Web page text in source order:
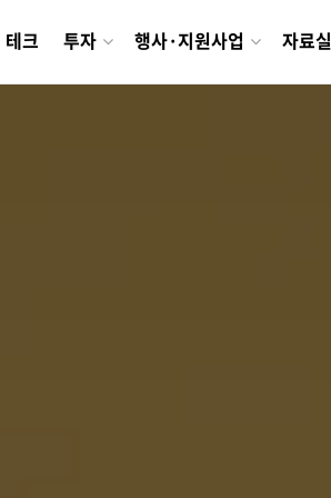
테크 투자 행사·지원사업 자료실